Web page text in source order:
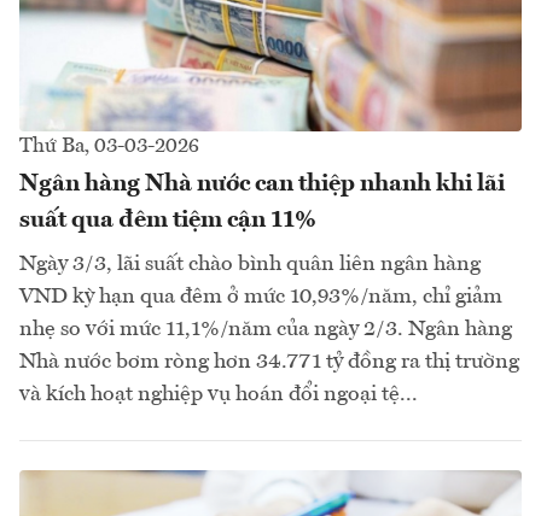
Thứ Ba, 03-03-2026
Ngân hàng Nhà nước can thiệp nhanh khi lãi
suất qua đêm tiệm cận 11%
Ngày 3/3, lãi suất chào bình quân liên ngân hàng
VND kỳ hạn qua đêm ở mức 10,93%/năm, chỉ giảm
nhẹ so với mức 11,1%/năm của ngày 2/3. Ngân hàng
Nhà nước bơm ròng hơn 34.771 tỷ đồng ra thị trường
và kích hoạt nghiệp vụ hoán đổi ngoại tệ...